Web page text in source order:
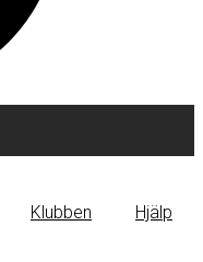
Klubben Hjälp